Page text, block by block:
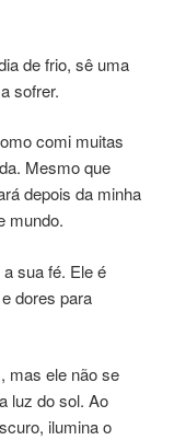
de frio, sê uma
sofrer.
comi muitas
Mesmo que
depois da minha
mundo.
sua fé. Ele é
dores para
mas ele não se
luz do sol. Ao
ilumina o